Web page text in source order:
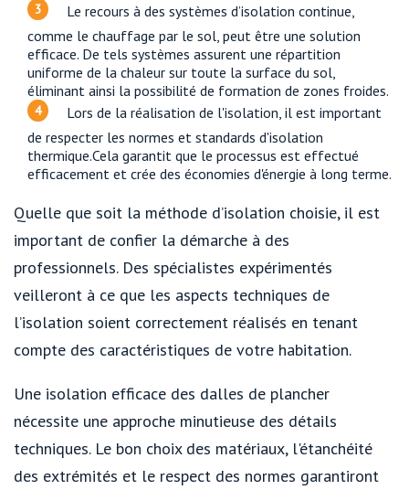
Le recours à des systèmes d’isolation continue,
comme le chauffage par le sol, peut être une solution
efficace. De tels systèmes assurent une répartition
uniforme de la chaleur sur toute la surface du sol,
éliminant ainsi la possibilité de formation de zones froides.
Lors de la réalisation de l'isolation, il est important
de respecter les normes et standards d'isolation
thermique.Cela garantit que le processus est effectué
efficacement et crée des économies d'énergie à long terme.
Quelle que soit la méthode d’isolation choisie, il est
important de confier la démarche à des
professionnels. Des spécialistes expérimentés
veilleront à ce que les aspects techniques de
l’isolation soient correctement réalisés en tenant
compte des caractéristiques de votre habitation.
Une isolation efficace des dalles de plancher
nécessite une approche minutieuse des détails
techniques. Le bon choix des matériaux, l'étanchéité
des extrémités et le respect des normes garantiront